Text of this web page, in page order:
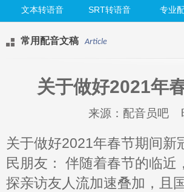
文本转语音 SRT转语音 专业
常用配音文稿 Article
关于做好2021年
来源：配音员吧
关于做好2021年春节期间新
民朋友： 伴随着春节的临
探亲访友人流加速叠加，且